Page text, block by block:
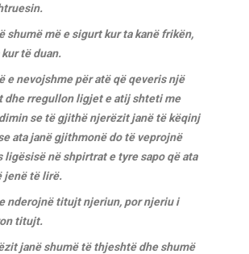
shumë më e sigurt kur ta kanë frikën,
kur të duan.
e nevojshme për atë që qeveris një
dhe rregullon ligjet e atij shteti me
se të gjithë njerëzit janë të këqinj
ata janë gjithmonë do të veprojnë
ligësisë në shpirtrat e tyre sapo që ata
jenë të lirë.
nderojnë titujt njeriun, por njeriu i
titujt.
janë shumë të thjeshtë dhe shumë